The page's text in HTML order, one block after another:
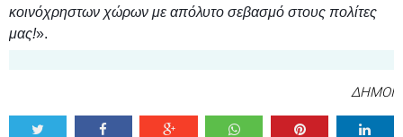
κοινόχρηστων χώρων με απόλυτο σεβασμό στους πολίτες
μας!».
ΔΗΜΟΙ